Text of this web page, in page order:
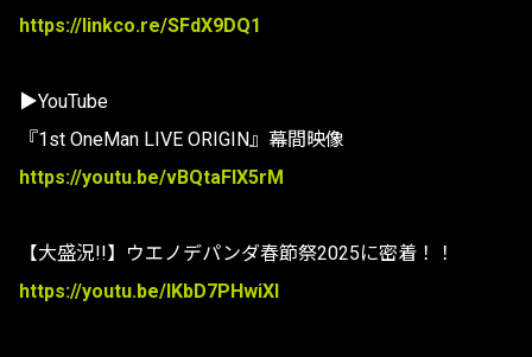
https://linkco.re/SFdX9DQ1
▶YouTube
『1st OneMan LIVE ORIGIN』幕間映像
https://youtu.be/vBQtaFIX5rM
【大盛況!!】ウエノデパンダ春節祭2025に密着！！
https://youtu.be/IKbD7PHwiXI